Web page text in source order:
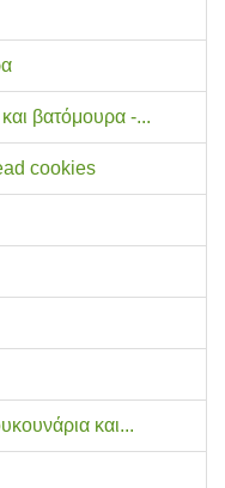
βατόμουρα -...
cookies
και...